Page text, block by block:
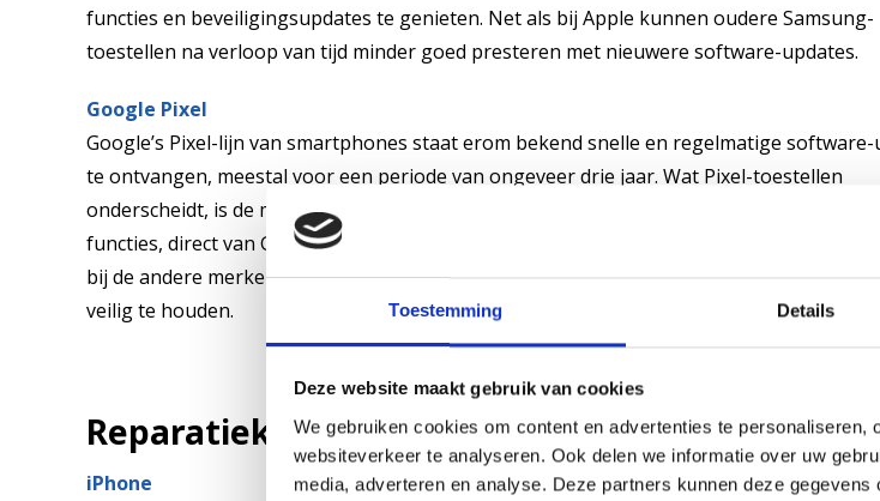
Toestemming Details
Deze website maakt gebruik van cookies
We gebruiken cookies om content en advertenties te
websiteverkeer te analyseren. Ook delen we informatie over uw
media, adverteren en analyse. Deze partners kunnen deze
functies en beveiligingsupdates te genieten. Net als bij Apple kunnen oudere Samsung-
toestellen na verloop van tijd minder goed presteren met nieuwere software-updates.
Google Pixel
Google’s Pixel-lijn van smartphones staat erom bekend snelle en regelmatige software-
te ontvangen, meestal voor een periode van ongeveer drie jaar. Wat Pixel-toestellen
onderscheidt, is de mogelijkheid om als eerste toegang te krijgen tot de nieuwste
functies, direct van Google zelf. Dit zorgt voor een soepele en gestroomlijnde ervaring.
bij de andere merken worden er ook belangrijke beveiligingsupdates uitgerold om je
veilig te houden.
Reparatiekosten: Bereid je portemonnee maar
iPhone